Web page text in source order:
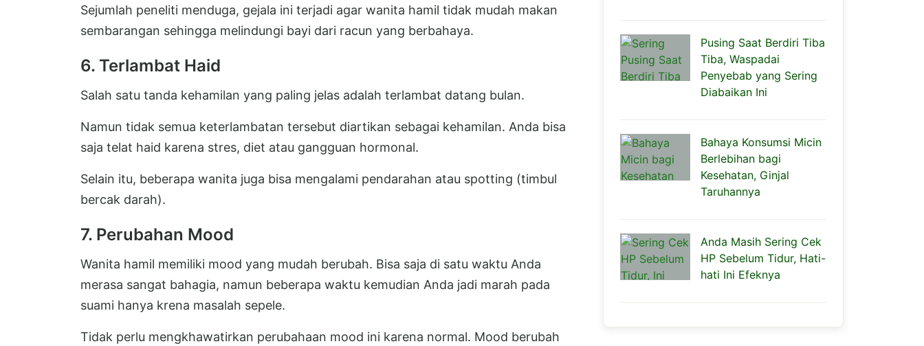
Sejumlah peneliti menduga, gejala ini terjadi agar wanita hamil tidak mudah makan
sembarangan sehingga melindungi bayi dari racun yang berbahaya.
6. Terlambat Haid
Salah satu tanda kehamilan yang paling jelas adalah terlambat datang bulan.
Namun tidak semua keterlambatan tersebut diartikan sebagai kehamilan. Anda bisa
saja telat haid karena stres, diet atau gangguan hormonal.
Selain itu, beberapa wanita juga bisa mengalami pendarahan atau spotting (timbul
bercak darah).
7. Perubahan Mood
Wanita hamil memiliki mood yang mudah berubah. Bisa saja di satu waktu Anda
merasa sangat bahagia, namun beberapa waktu kemudian Anda jadi marah pada
suami hanya krena masalah sepele.
Tidak perlu mengkhawatirkan perubahaan mood ini karena normal. Mood berubah
Pusing Saat Berdiri Tiba
Tiba, Waspadai
Penyebab yang Sering
Diabaikan Ini
Bahaya Konsumsi Micin
Berlebihan bagi
Kesehatan, Ginjal
Taruhannya
Anda Masih Sering Cek
HP Sebelum Tidur, Hati-
hati Ini Efeknya